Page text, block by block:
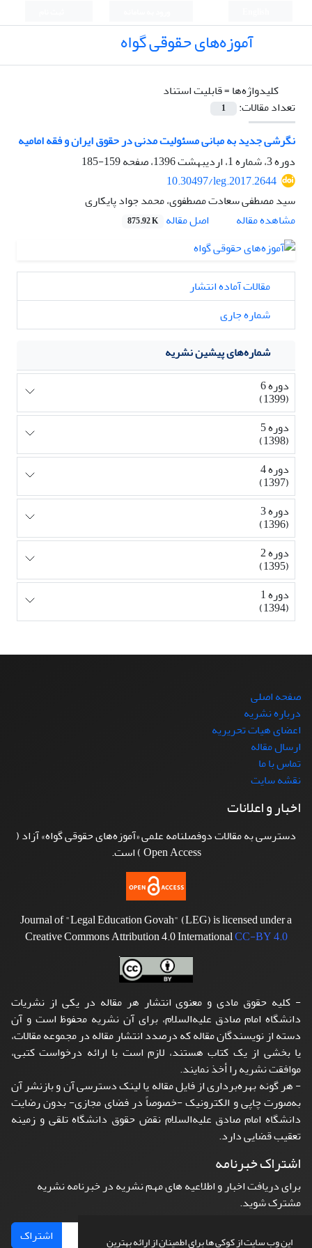
این وب سایت از کوکی ها برای اطمینان از ارائه بهترین
آموزه‌های حقوقی گواه
کلیدواژه‌ها =قابلیت استناد
تعداد مقالات:
1
نگرشی جدید به مبانی مسئولیت مدنی در حقوق ایران و فقه امامیه
دوره 3، شماره 1، اردیبهشت 1396، صفحه
159-185
10.30497/leg.2017.2644
سید مصطفی سعادت مصطفوی، محمد جواد پایکاری
مشاهده مقاله
اصل مقاله 875.92 K
مقالات آماده انتشار
شماره جاری
شماره‌های پیشین نشریه
دوره 6
(1399)
دوره 5
(1398)
دوره 4
(1397)
دوره 3
(1396)
دوره 2
(1395)
دوره 1
(1394)
صفحه اصلی
درباره نشریه
اعضای هیات تحریریه
ارسال مقاله
تماس با ما
نقشه سایت
اخبار و اعلانات
دسترسی به مقالات دوفصلنامه علمی «آموزه‌های حقوقی گواه» آزاد (
Open Access ) است.
Journal of "Legal Education Govah" (LEG) is licensed under a
Creative Commons Attribution 4.0 InternationalCC-BY 4.0
- کلیه حقوق مادی و معنوی انتشار هر مقاله در یکی از نشریات
دانشگاه امام صادق علیه‌السلام، برای آن نشریه محفوظ است و آن
دسته از نویسندگان مقاله که درصدد انتشار مقاله در مجموعه مقالات،
یا بخشی از یک کتاب هستند، لازم است با ارائه درخواست کتبی،
موافقت نشریه را أخذ نمایند.
- هر گونه بهره‌برداری از فایل مقاله یا لینک دسترسی آن و بازنشر آن
به‌صورت چاپی و الکترونیک -خصوصاً در فضای مجازی- بدون رضایت
دانشگاه امام صادق علیه‌السلام نقض حقوق دانشگاه تلقی و زمینه
تعقیب قضایی دارد.
اشتراک خبرنامه
برای دریافت اخبار و اطلاعیه های مهم نشریه در خبرنامه نشریه
مشترک شوید.
اشتراک